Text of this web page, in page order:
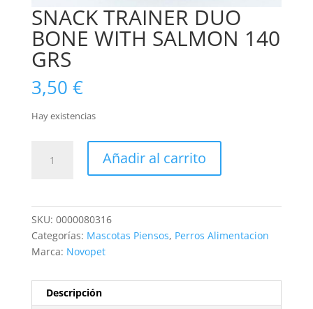
SNACK TRAINER DUO
BONE WITH SALMON 140
GRS
3,50 €
Hay existencias
TRAINER
Añadir al carrito
SKU: 0000080316
Categorías: Mascotas Piensos, Perros Alimentacion
Marca: Novopet
Descripción